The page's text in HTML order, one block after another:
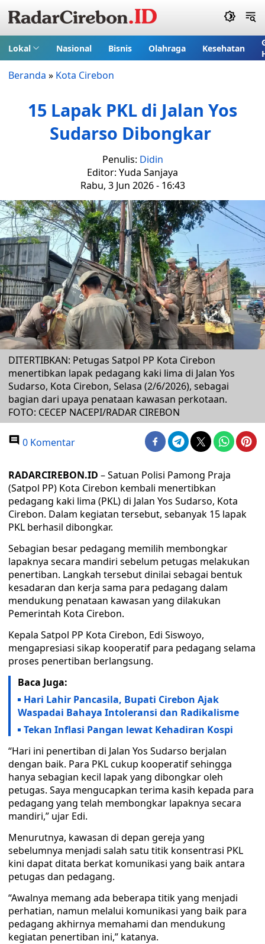
Lokal Nasional Bisnis Olahraga Kesehatan
Beranda » Kota Cirebon
15 Lapak PKL di Jalan Yos
Sudarso Dibongkar
Penulis: Didin
Editor: Yuda Sanjaya
Rabu, 3 Jun 2026 - 16:43
DITERTIBKAN: Petugas Satpol PP Kota Cirebon
menertibkan lapak pedagang kaki lima di Jalan Yos
Sudarso, Kota Cirebon, Selasa (2/6/2026), sebagai
bagian dari upaya penataan kawasan perkotaan.
FOTO: CECEP NACEPI/RADAR CIREBON
0 Komentar
RADARCIREBON.ID – Satuan Polisi Pamong Praja
(Satpol PP) Kota Cirebon kembali menertibkan
pedagang kaki lima (PKL) di Jalan Yos Sudarso, Kota
Cirebon. Dalam kegiatan tersebut, sebanyak 15 lapak
PKL berhasil dibongkar.
Sebagian besar pedagang memilih membongkar
lapaknya secara mandiri sebelum petugas melakukan
penertiban. Langkah tersebut dinilai sebagai bentuk
kesadaran dan kerja sama para pedagang dalam
mendukung penataan kawasan yang dilakukan
Pemerintah Kota Cirebon.
Kepala Satpol PP Kota Cirebon, Edi Siswoyo,
mengapresiasi sikap kooperatif para pedagang selama
proses penertiban berlangsung.
Baca Juga:
Hari Lahir Pancasila, Bupati Cirebon Ajak
Waspadai Bahaya Intoleransi dan Radikalisme
Tekan Inflasi Pangan lewat Kehadiran Kospi
“Hari ini penertiban di Jalan Yos Sudarso berjalan
dengan baik. Para PKL cukup kooperatif sehingga
hanya sebagian kecil lapak yang dibongkar oleh
petugas. Saya mengucapkan terima kasih kepada para
pedagang yang telah membongkar lapaknya secara
mandiri,” ujar Edi.
Menurutnya, kawasan di depan gereja yang
sebelumnya menjadi salah satu titik konsentrasi PKL
kini dapat ditata berkat komunikasi yang baik antara
petugas dan pedagang.
“Awalnya memang ada beberapa titik yang menjadi
perhatian, namun melalui komunikasi yang baik para
pedagang akhirnya memahami dan mendukung
kegiatan penertiban ini,” katanya.